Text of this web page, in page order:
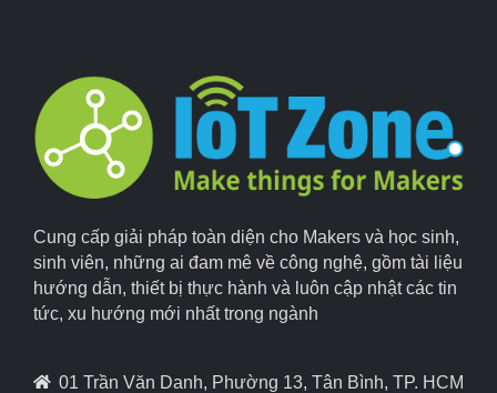
Cung cấp giải pháp toàn diện cho Makers và học sinh,
sinh viên, những ai đam mê về công nghệ, gồm tài liệu
hướng dẫn, thiết bị thực hành và luôn cập nhật các tin
tức, xu hướng mới nhất trong ngành
01 Trần Văn Danh, Phường 13, Tân Bình, TP. HCM